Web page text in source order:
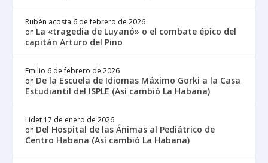
Rubén acosta 6 de febrero de 2026
on La «tragedia de Luyanó» o el combate épico del
capitán Arturo del Pino
Emilio 6 de febrero de 2026
on De la Escuela de Idiomas Máximo Gorki a la Casa
Estudiantil del ISPLE (Así cambió La Habana)
Lidet 17 de enero de 2026
on Del Hospital de las Ánimas al Pediátrico de
Centro Habana (Así cambió La Habana)